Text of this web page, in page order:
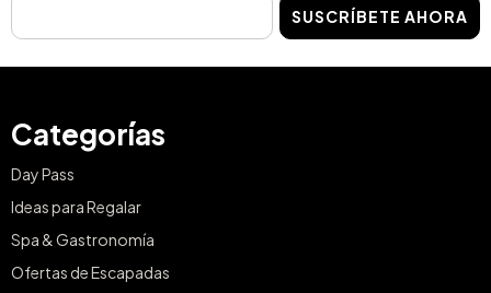
SUSCRÍBETE AHORA
Categorías
Day Pass
Ideas para Regalar
Spa & Gastronomía
Ofertas de Escapadas